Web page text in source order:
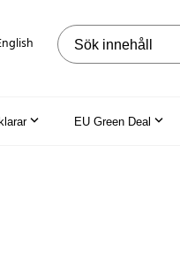
Sök på webbplatsen
EU Green Deal